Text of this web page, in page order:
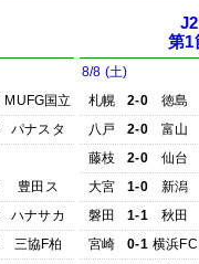
MUFG国立
パナスタ
豊田ス
ハナサカ
三協F柏
J2
第1
8/8 (土)
札幌
2-0
徳島
八戸
2-0
富山
藤枝
2-0
仙台
大宮
1-0
新潟
磐田
1-1
秋田
宮崎
0-1 横浜FC